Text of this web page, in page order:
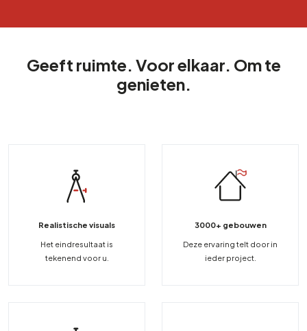
Geeft ruimte. Voor elkaar. Om te
genieten.
Realistische visuals
Het eindresultaat is
tekenend voor u.
3000+ gebouwen
Deze ervaring telt door in
ieder project.